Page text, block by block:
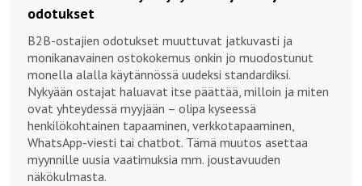
odotukset
B2B-ostajien odotukset muuttuvat jatkuvasti ja
monikanavainen ostokokemus onkin jo muodostunut
monella alalla käytännössä uudeksi standardiksi.
Nykyään ostajat haluavat itse päättää, milloin ja miten
ovat yhteydessä myyjään – olipa kyseessä
henkilökohtainen tapaaminen, verkkotapaaminen,
WhatsApp-viesti tai chatbot. Tämä muutos asettaa
myynnille uusia vaatimuksia mm. joustavuuden
näkökulmasta.